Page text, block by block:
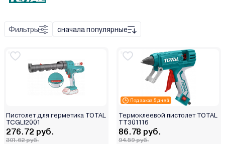
Фильтры сначала популярные
Пистолет для герметика TOTAL
TCGLI2001
276.72 руб.
301.62 руб.
Под заказ 5 дней
Термоклеевой пистолет TOTAL
TT301116
86.78 руб.
94.59 руб.